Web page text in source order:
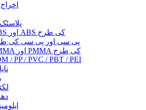
ABS اور ABS کی طرح
پی سی اور پی سی کی
PMMA اور PMMA کی طرح
/ PP / PVC / PBT / PEI